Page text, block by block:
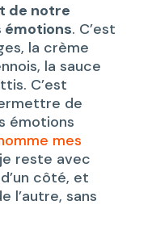
de notre
émotions. C’est
la crème
la sauce
C’est
de
émotions
mes
reste avec
côté, et
l’autre, sans